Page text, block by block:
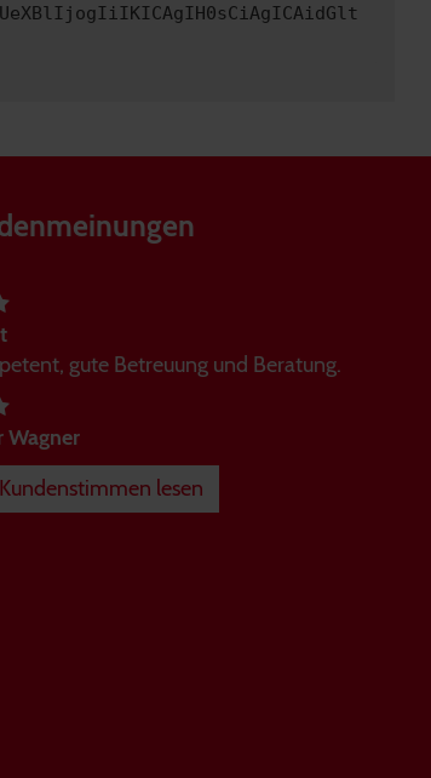
gute Betreuung und Beratung.
Wagner
lesen